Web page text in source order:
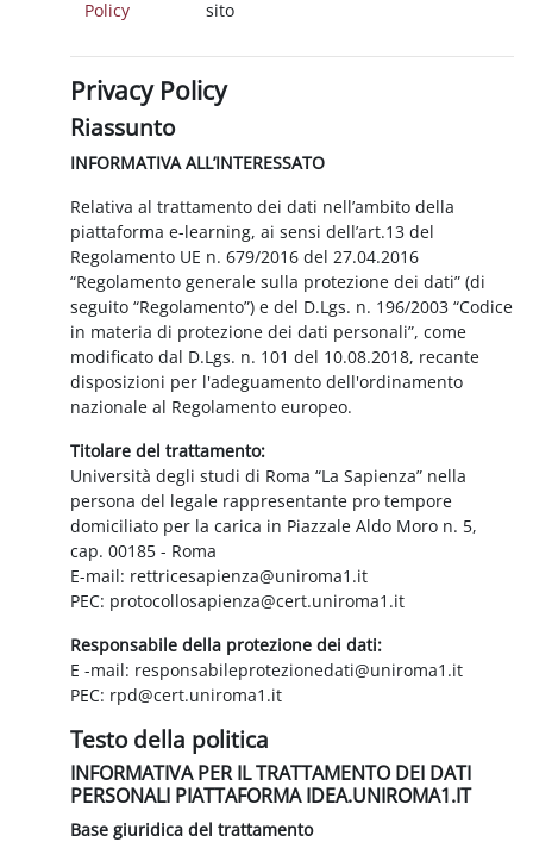
Policy
sito
Privacy Policy
Riassunto
INFORMATIVA ALL’INTERESSATO
Relativa al trattamento dei dati nell’ambito della
piattaforma e-learning, ai sensi dell’art.13 del
Regolamento UE n. 679/2016 del 27.04.2016
“Regolamento generale sulla protezione dei dati” (di
seguito “Regolamento”) e del D.Lgs. n. 196/2003 “Codice
in materia di protezione dei dati personali”, come
modificato dal D.Lgs. n. 101 del 10.08.2018, recante
disposizioni per l'adeguamento dell'ordinamento
nazionale al Regolamento europeo.
Titolare del trattamento:
Università degli studi di Roma “La Sapienza” nella
persona del legale rappresentante pro tempore
domiciliato per la carica in Piazzale Aldo Moro n. 5,
cap. 00185 - Roma
E-mail: rettricesapienza@uniroma1.it
PEC: protocollosapienza@cert.uniroma1.it
Responsabile della protezione dei dati:
E -mail: responsabileprotezionedati@uniroma1.it
PEC: rpd@cert.uniroma1.it
Testo della politica
INFORMATIVA PER IL TRATTAMENTO DEI DATI
PERSONALI PIATTAFORMA IDEA.UNIROMA1.IT
Base giuridica del trattamento